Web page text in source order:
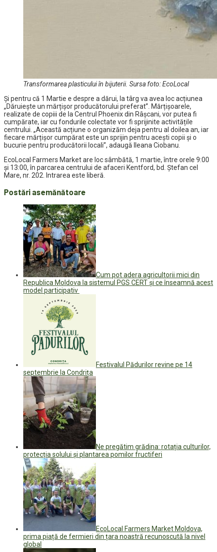
Transformarea plasticului în bijuterii. Sursa foto: EcoLocal
Și pentru că 1 Martie e despre a dărui, la târg va avea loc acțiunea
„Dăruiește un mărțișor producătorului preferat”. Mărțișoarele,
realizate de copiii de la Centrul Phoenix din Râșcani, vor putea fi
cumpărate, iar cu fondurile colectate vor fi sprijinite activitățile
centrului. „Această acțiune o organizăm deja pentru al doilea an, iar
fiecare mărțișor cumpărat este un sprijin pentru acești copii și o
bucurie pentru producătorii locali”, adaugă Ileana Ciobanu.
EcoLocal Farmers Market are loc sâmbătă, 1 martie, între orele 9:00
și 13:00, în parcarea centrului de afaceri Kentford, bd. Ștefan cel
Mare, nr. 202. Intrarea este liberă.
Postări asemănătoare
Cum pot adera agricultorii mici din
Republica Moldova la sistemul PGS CERT și ce înseamnă acest
model participativ
Festivalul Pădurilor revine pe 14
septembrie la Condrița
Ne pregătim grădina: rotația culturilor,
protecția solului și plantarea pomilor fructiferi
EcoLocal Farmers Market Moldova,
prima piață de fermieri din țara noastră recunoscută la nivel
global